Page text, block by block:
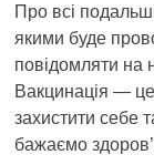
Про всі
якими буде
повідомляти на
Вакцинація —
захистити себе
бажаємо